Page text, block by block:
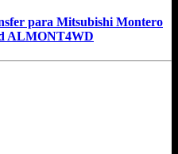
para Mitsubishi Montero
ALMONT4WD